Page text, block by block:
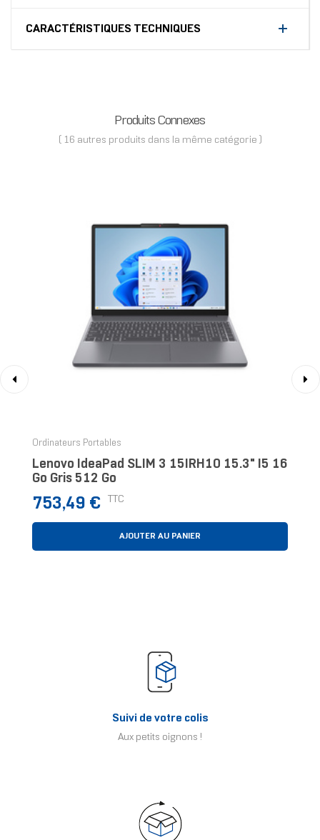
CARACTÉRISTIQUES TECHNIQUES
Produits Connexes
( 16 autres produits dans la même catégorie )
Ordinateurs Portables
Lenovo IdeaPad SLIM 3 15IRH10 15.3" I5 16
Go Gris 512 Go
Prix
753,49 € TTC
AJOUTER AU PANIER
Suivi de votre colis
Aux petits oignons !